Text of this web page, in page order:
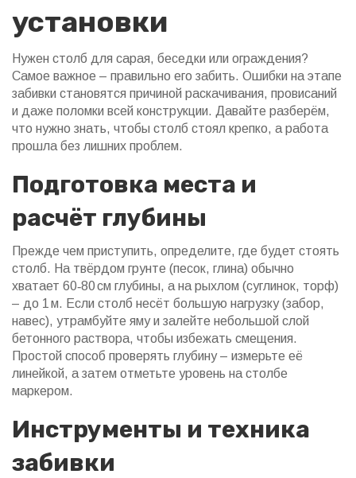
установки
Нужен столб для сарая, беседки или ограждения?
Самое важное – правильно его забить. Ошибки на этапе
забивки становятся причиной раскачивания, провисаний
и даже поломки всей конструкции. Давайте разберём,
что нужно знать, чтобы столб стоял крепко, а работа
прошла без лишних проблем.
Подготовка места и
расчёт глубины
Прежде чем приступить, определите, где будет стоять
столб. На твёрдом грунте (песок, глина) обычно
хватает 60‑80 см глубины, а на рыхлом (суглинок, торф)
– до 1 м. Если столб несёт большую нагрузку (забор,
навес), утрамбуйте яму и залейте небольшой слой
бетонного раствора, чтобы избежать смещения.
Простой способ проверять глубину – измерьте её
линейкой, а затем отметьте уровень на столбе
маркером.
Инструменты и техника
забивки